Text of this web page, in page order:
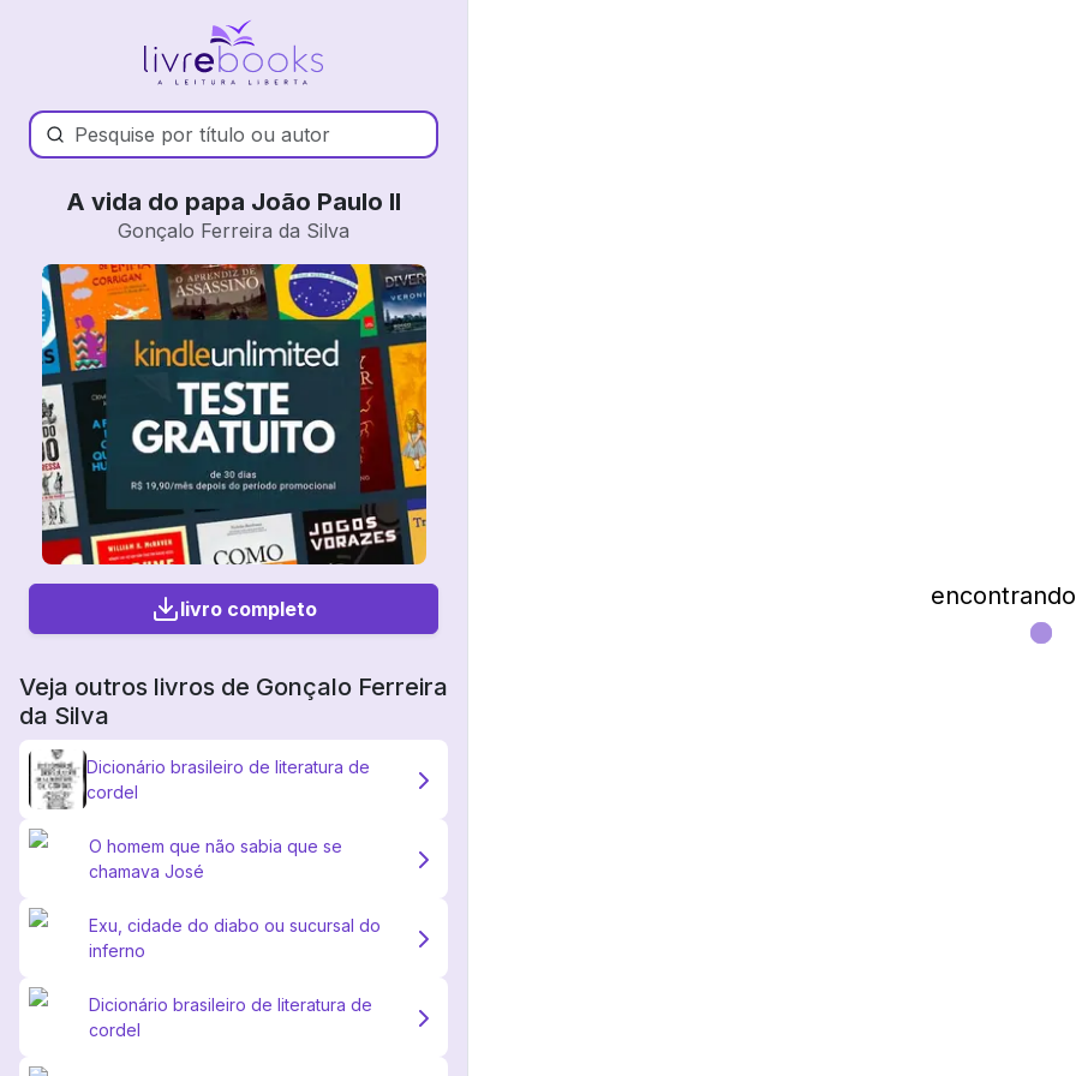
A vida do papa João Paulo II
Gonçalo Ferreira da Silva
livro completo
Veja outros livros de Gonçalo Ferreira
da Silva
Dicionário brasileiro de literatura de
cordel
O homem que não sabia que se
chamava José
Exu, cidade do diabo ou sucursal do
inferno
Dicionário brasileiro de literatura de
cordel